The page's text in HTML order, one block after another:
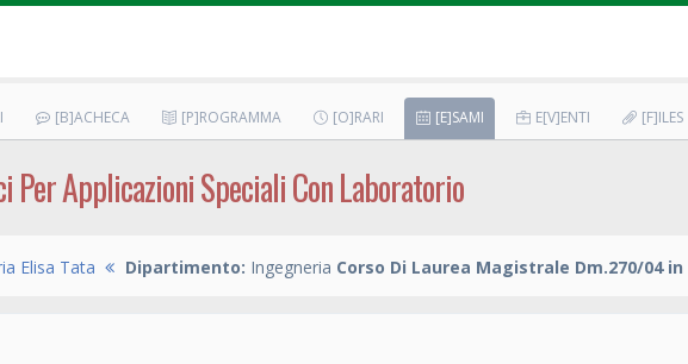
[B]ACHECA [P]ROGRAMMA [O]RARI [E]SAMI E[V]ENTI [F]ILES
Applicazioni Speciali Con Laboratorio
Elisa Tata Dipartimento: Ingegneria Corso Di Laurea Magistrale Dm.270/04 in